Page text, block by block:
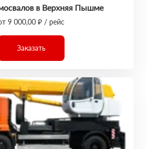
в Верхняя Пышме
9 000,00 ₽ / рейс
Заказать